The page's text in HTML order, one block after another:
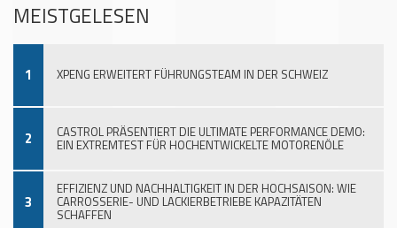
MEISTGELESEN
1 XPENG ERWEITERT FÜHRUNGSTEAM IN DER SCHWEIZ
2 CASTROL PRÄSENTIERT DIE ULTIMATE PERFORMANCE DEMO:
EIN EXTREMTEST FÜR HOCHENTWICKELTE MOTORENÖLE
3
EFFIZIENZ UND NACHHALTIGKEIT IN DER HOCHSAISON: WIE
CARROSSERIE- UND LACKIERBETRIEBE KAPAZITÄTEN
SCHAFFEN